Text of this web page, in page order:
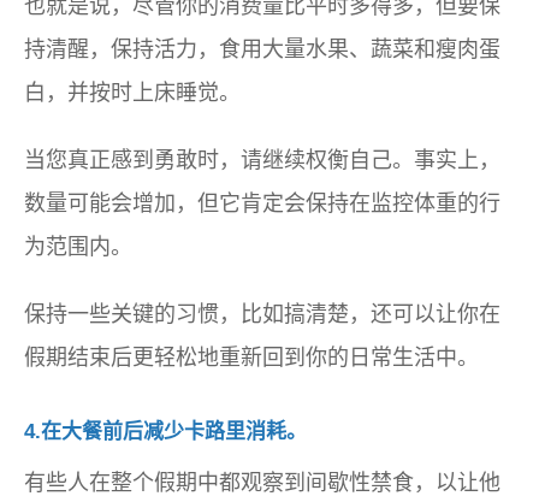
也就是说，尽管你的消费量比平时多得多，但要保
持清醒，保持活力，食用大量水果、蔬菜和瘦肉蛋
白，并按时上床睡觉。
当您真正感到勇敢时，请继续权衡自己。事实上，
数量可能会增加，但它肯定会保持在监控体重的行
为范围内。
保持一些关键的习惯，比如搞清楚，还可以让你在
假期结束后更轻松地重新回到你的日常生活中。
4.在大餐前后减少卡路里消耗。
有些人在整个假期中都观察到间歇性禁食，以让他